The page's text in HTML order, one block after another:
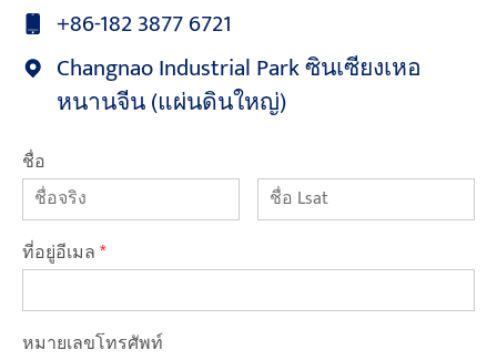
+86-182 3877 6721
Changnao Industrial Park ซินเซียงเหอ
หนานจีน (แผ่นดินใหญ่)
ชื่อ
ที่อยู่อีเมล*
หมายเลขโทรศัพท์